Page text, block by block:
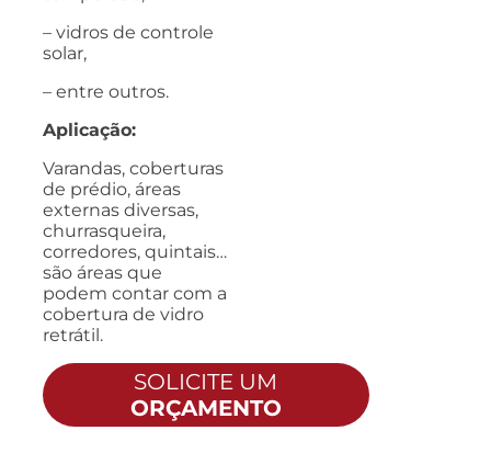
– vidros de controle
solar,
– entre outros.
Aplicação:
Varandas, coberturas
de prédio, áreas
externas diversas,
churrasqueira,
corredores, quintais…
são áreas que
podem contar com a
cobertura de vidro
retrátil.
SOLICITE UM
ORÇAMENTO